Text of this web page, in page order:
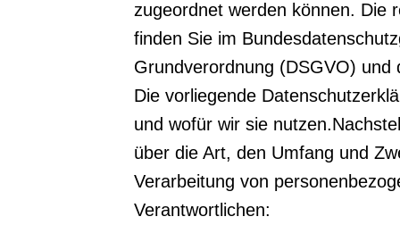
zugeordnet werden können. Die
finden Sie im
Grundverordnung (DSGVO)
Die vorliegende
und wofür wir sie
über die Art, den Umfang und
Verarbeitung von
Verantwortlichen: